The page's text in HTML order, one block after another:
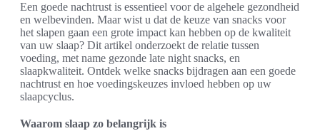
Een goede nachtrust is essentieel voor de algehele gezondheid
en welbevinden. Maar wist u dat de keuze van snacks voor
het slapen gaan een grote impact kan hebben op de kwaliteit
van uw slaap? Dit artikel onderzoekt de relatie tussen
voeding, met name gezonde late night snacks, en
slaapkwaliteit. Ontdek welke snacks bijdragen aan een goede
nachtrust en hoe voedingskeuzes invloed hebben op uw
slaapcyclus.
Waarom slaap zo belangrijk is